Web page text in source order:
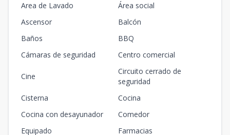
Area de Lavado
Área social
Ascensor
Balcón
Baños
BBQ
Cámaras de seguridad
Centro comercial
Cine
Circuito cerrado de
seguridad
Cisterna
Cocina
Cocina con desayunador
Comedor
Equipado
Farmacias